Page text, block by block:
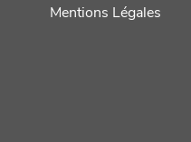
Mentions Légales